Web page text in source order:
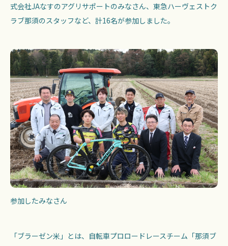
式会社JAなすのアグリサポートのみなさん、東急ハーヴェストク
ラブ那須のスタッフなど、計16名が参加しました。
参加したみなさん
「ブラーゼン米」とは、自転車プロロードレースチーム「那須ブ